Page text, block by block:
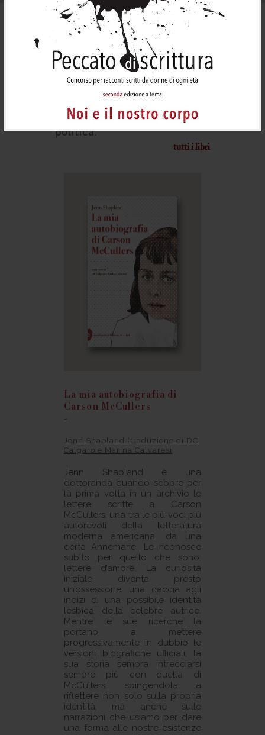
I nostri libri
Libri e ricerche per
incoraggiare e diffondere
conoscenza storica e
rimuovere la misconoscenza
della partecipazione
femminile alla storia di tutte
e tutti.
Conoscere la Storia è già
politica.
tutti i libri
La mia autobiografia di
Carson McCullers
-
Jenn Shapland (traduzione di DC
Calgaro e Marina Calvaresi
Jenn Shapland è una
dottoranda quando scopre per
la prima volta in un archivio le
lettere scritte a Carson
McCullers, una tra le più voci più
autorevoli della letteratura
moderna americana, da una
certa Annemarie. Le riconosce
subito per quello che sono:
lettere d’amore. La curiosità
iniziale diventa presto
un’ossessione, una caccia agli
indizi di una possibile identità
lesbica della celebre autrice.
Mentre le sue ricerche la
portano a mettere
progressivamente in dubbio le
versioni biografiche ufficiali, la
sua storia sembra intrecciarsi
sempre più con quella di
McCullers, spingendola a
riflettere non solo sulla propria
identità, ma anche sulle
narrazioni che usiamo per dare
una forma alle nostre esistenze